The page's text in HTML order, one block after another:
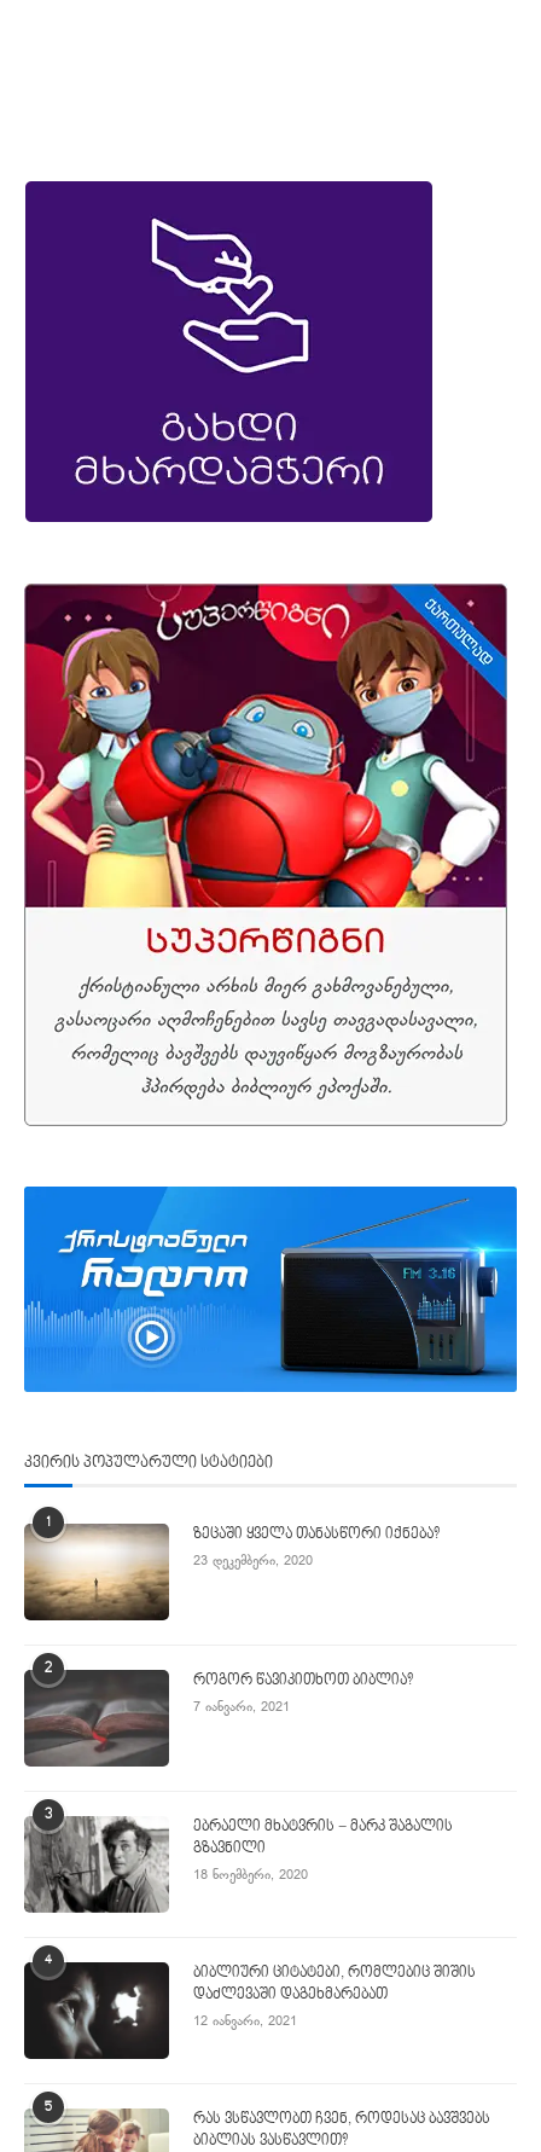
კვირის პოპულარული სტატიები
1
ზეცაში ყველა თანასწორი იქნება?
23 დეკემბერი, 2020
2
როგორ წავიკითხოთ ბიბლია?
7 იანვარი, 2021
3
ებრაელი მხატვრის − მარკ შაგალის
გზავნილი
18 ნოემბერი, 2020
4
ბიბლიური ციტატები, რომლებიც შიშის
დაძლევაში დაგეხმარებათ
12 იანვარი, 2021
5
რას ვსწავლობთ ჩვენ, როდესაც ბავშვებს
ბიბლიას ვასწავლით?